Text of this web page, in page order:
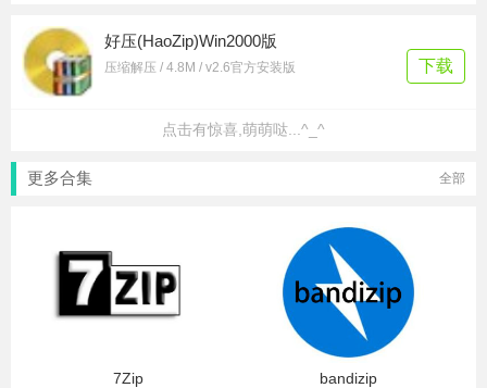
好压(HaoZip)Win2000版
压缩解压 / 4.8M / v2.6官方安装版 下载
点击有惊喜,萌萌哒...^_^
更多合集 全部
7Zip bandizip